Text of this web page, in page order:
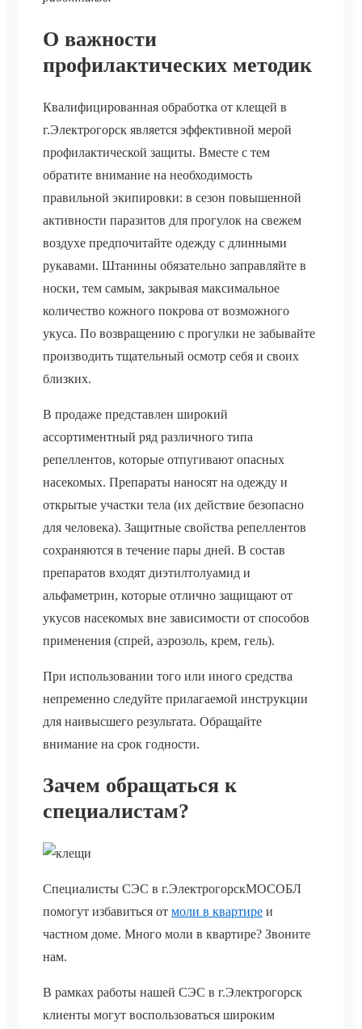
О важности
профилактических методик
Квалифицированная обработка от клещей в
г.Электрогорск является эффективной мерой
профилактической защиты. Вместе с тем
обратите внимание на необходимость
правильной экипировки: в сезон повышенной
активности паразитов для прогулок на свежем
воздухе предпочитайте одежду с длинными
рукавами. Штанины обязательно заправляйте в
носки, тем самым, закрывая максимальное
количество кожного покрова от возможного
укуса. По возвращению с прогулки не забывайте
производить тщательный осмотр себя и своих
близких.
В продаже представлен широкий
ассортиментный ряд различного типа
репеллентов, которые отпугивают опасных
насекомых. Препараты наносят на одежду и
открытые участки тела (их действие безопасно
для человека). Защитные свойства репеллентов
сохраняются в течение пары дней. В состав
препаратов входят диэтилтолуамид и
альфаметрин, которые отлично защищают от
укусов насекомых вне зависимости от способов
применения (спрей, аэрозоль, крем, гель).
При использовании того или иного средства
непременно следуйте прилагаемой инструкции
для наивысшего результата. Обращайте
внимание на срок годности.
Зачем обращаться к
специалистам?
Специалисты СЭС в г.ЭлектрогорскМОСОБЛ
помогут избавиться от моли в квартире и
частном доме. Много моли в квартире? Звоните
нам.
В рамках работы нашей СЭС в г.Электрогорск
клиенты могут воспользоваться широким